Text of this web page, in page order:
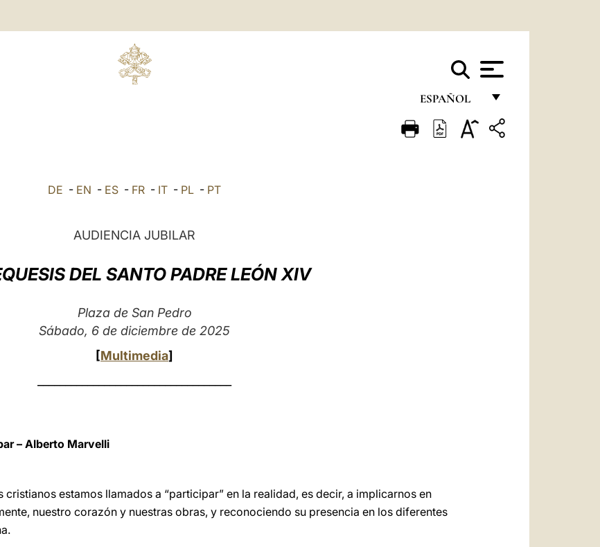
ESPAÑOL
FRANÇAIS
DE - EN - ES - FR - IT - PL - PT
AUDIENCIA JUBILAR
DEL SANTO PADRE LEÓN XIV
Plaza de San Pedro
Sábado, 6 de diciembre de 2025
[Multimedia]
– Alberto Marvelli
estamos llamados a “participar” en la realidad, es decir, a implicarnos en
nuestro corazón y nuestras obras, y reconociendo su presencia en los diferentes